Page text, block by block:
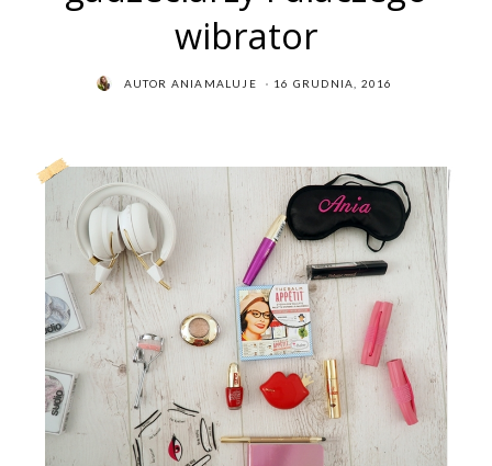
wibrator
AUTOR ANIAMALUJE
POSTED
16 GRUDNIA, 2016